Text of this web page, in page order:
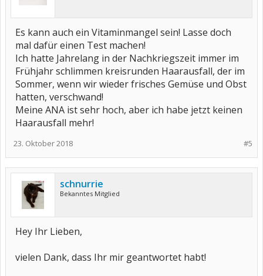
Es kann auch ein Vitaminmangel sein! Lasse doch
mal dafür einen Test machen!
Ich hatte Jahrelang in der Nachkriegszeit immer im
Frühjahr schlimmen kreisrunden Haarausfall, der im
Sommer, wenn wir wieder frisches Gemüse und Obst
hatten, verschwand!
Meine ANA ist sehr hoch, aber ich habe jetzt keinen
Haarausfall mehr!
#5
23. Oktober 2018
schnurrie
Bekanntes Mitglied
Hey Ihr Lieben,
vielen Dank, dass Ihr mir geantwortet habt!